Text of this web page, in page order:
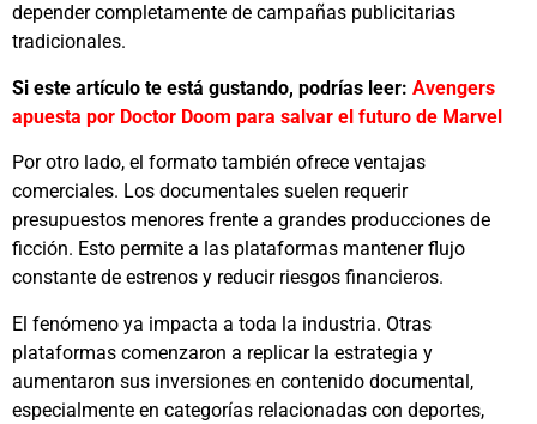
depender completamente de campañas publicitarias
tradicionales.
Si este artículo te está gustando, podrías leer: Avengers
apuesta por Doctor Doom para salvar el futuro de Marvel
Por otro lado, el formato también ofrece ventajas
comerciales. Los documentales suelen requerir
presupuestos menores frente a grandes producciones de
ficción. Esto permite a las plataformas mantener flujo
constante de estrenos y reducir riesgos financieros.
El fenómeno ya impacta a toda la industria. Otras
plataformas comenzaron a replicar la estrategia y
aumentaron sus inversiones en contenido documental,
especialmente en categorías relacionadas con deportes,